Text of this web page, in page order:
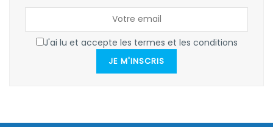
J'ai lu et accepte les termes et les conditions
JE M'INSCRIS